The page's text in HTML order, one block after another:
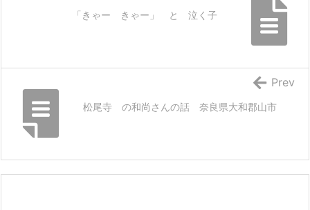
「きゃー きゃー」 と 泣く子
松尾寺 の和尚さんの話 奈良県大和郡山市
Prev